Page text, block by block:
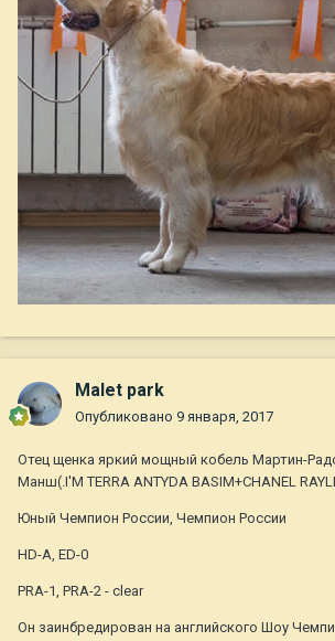
Malet park
Опубликовано 9 января, 2017
Отец щенка яркий мощный кобель Мартин-
Манш(.I'M TERRA ANTYDA BASIM+CHANEL
Юный Чемпион России, Чемпион России
HD-A, ED-0
PRA-1, PRA-2 - clear
Он заинбредирован на английского Шоу